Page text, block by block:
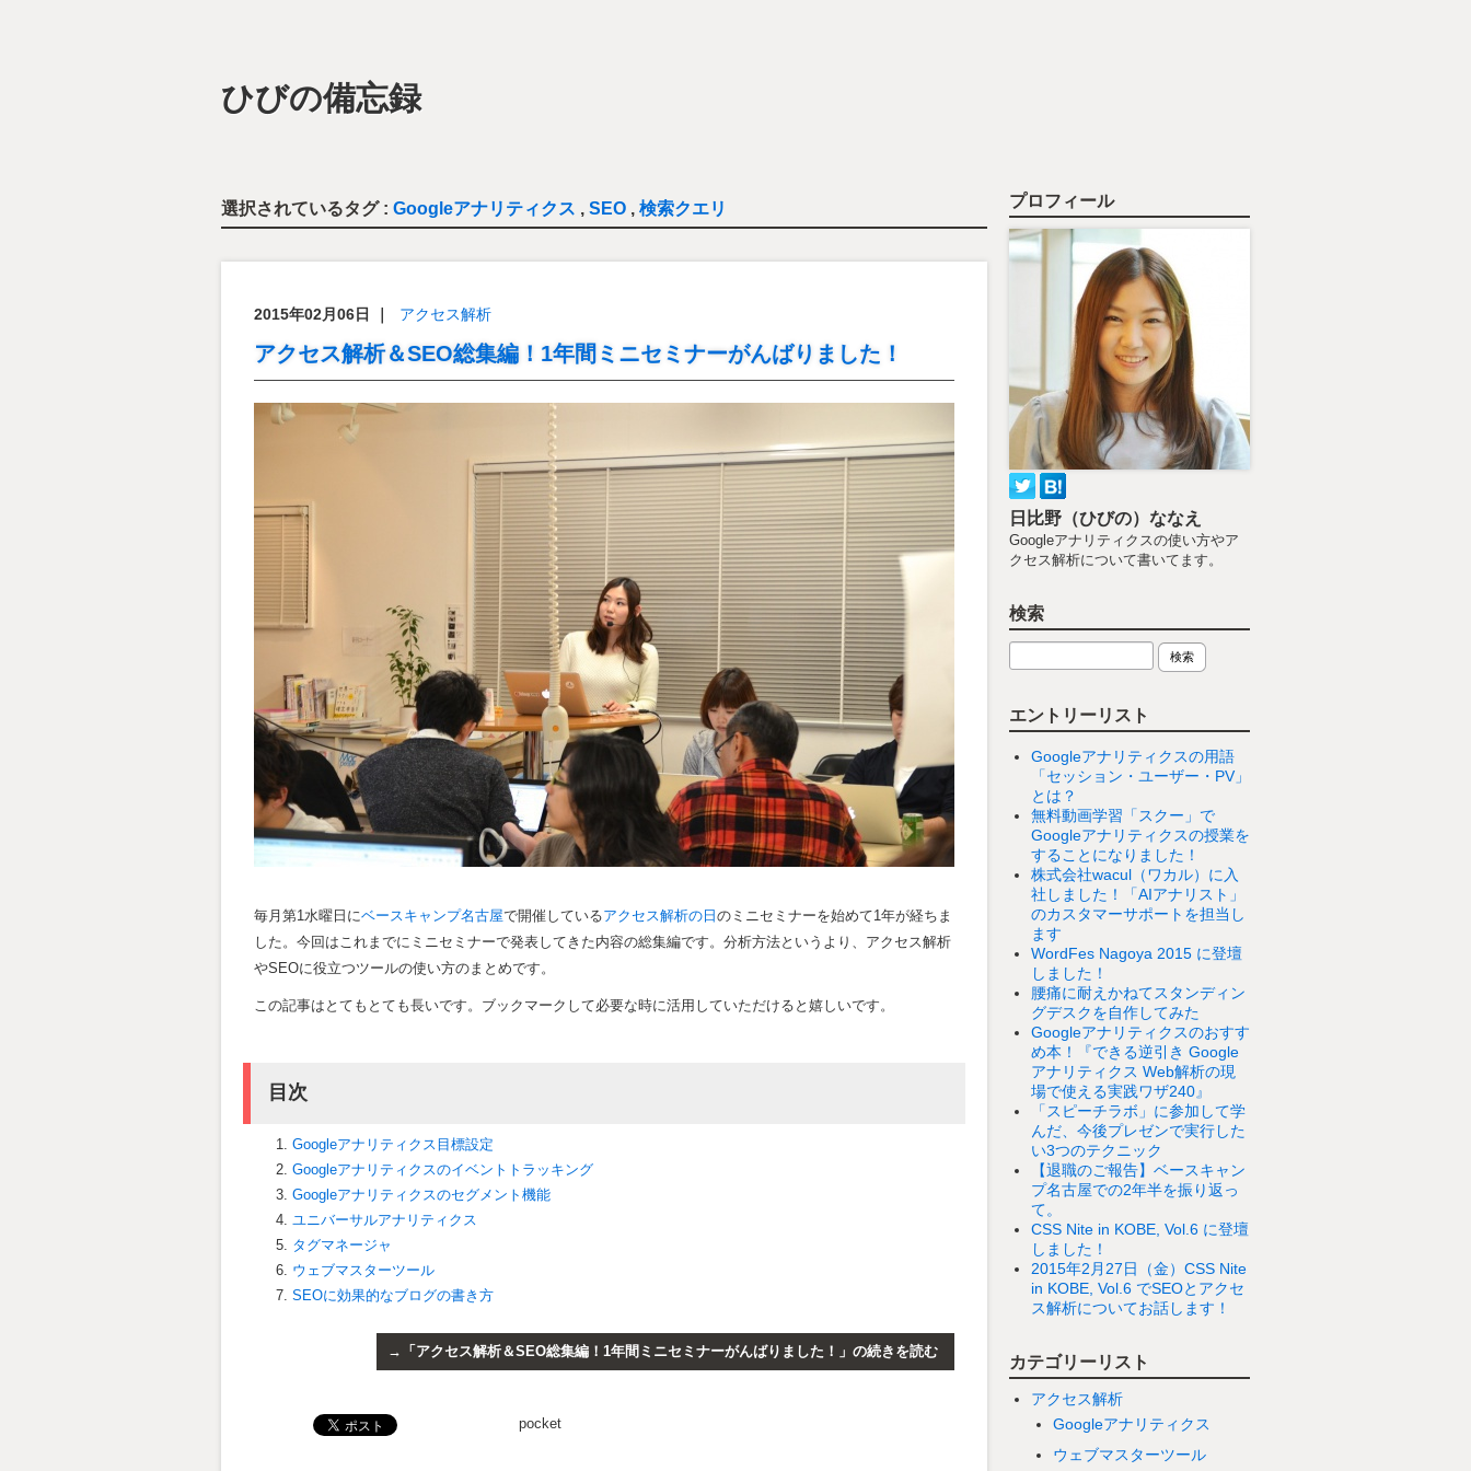
ひびの備忘録
選択されているタグ : Googleアナリティクス , SEO , 検索クエリ
2015年02月06日 アクセス解析
アクセス解析＆SEO総集編！1年間ミニセミナーがんばりました！
毎月第1水曜日にベースキャンプ名古屋で開催しているアクセス解析の日 のミニセミナーを始めて1年が経ちま
した。今回はこれまでにミニセミナーで発表してきた内容の総集編です。分析方法というより、アクセス解析
やSEOに役立つツールの使い方のまとめです。
この記事はとてもとても長いです。ブックマークして必要な時に活用していただけると嬉しいです。
目次
Googleアナリティクス目標設定
Googleアナリティクスのイベントトラッキング
Googleアナリティクスのセグメント機能
ユニバーサルアナリティクス
タグマネージャ
ウェブマスターツール
SEOに効果的なブログの書き方
「アクセス解析＆SEO総集編！1年間ミニセミナーがんばりました！」の続きを読む
pocket
プロフィール
日比野（ひびの）ななえ
Googleアナリティクスの使い方やア
クセス解析について書いてます。
検索
エントリーリスト
Googleアナリティクスの用語
「セッション・ユーザー・PV」
とは？
無料動画学習「スクー」で
Googleアナリティクスの授業を
することになりました！
株式会社wacul（ワカル）に入
社しました！「AIアナリスト」
のカスタマーサポートを担当し
ます
WordFes Nagoya 2015 に登壇
しました！
腰痛に耐えかねてスタンディン
グデスクを自作してみた
Googleアナリティクスのおすす
め本！『できる逆引き Google
アナリティクス Web解析の現
場で使える実践ワザ240』
「スピーチラボ」に参加して学
んだ、今後プレゼンで実行した
い3つのテクニック
【退職のご報告】ベースキャン
プ名古屋での2年半を振り返っ
て。
CSS Nite in KOBE, Vol.6 に登壇
しました！
2015年2月27日（金）CSS Nite
in KOBE, Vol.6 でSEOとアクセ
ス解析についてお話します！
カテゴリーリスト
アクセス解析
Googleアナリティクス
ウェブマスターツール